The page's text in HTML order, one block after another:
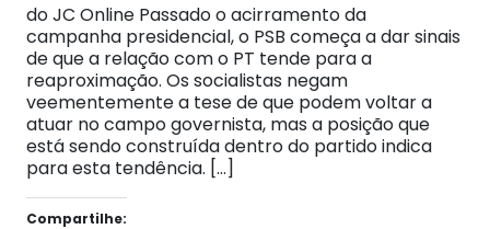
do JC Online Passado o acirramento da
campanha presidencial, o PSB começa a dar sinais
de que a relação com o PT tende para a
reaproximação. Os socialistas negam
veementemente a tese de que podem voltar a
atuar no campo governista, mas a posição que
está sendo construída dentro do partido indica
para esta tendência. […]
Compartilhe: